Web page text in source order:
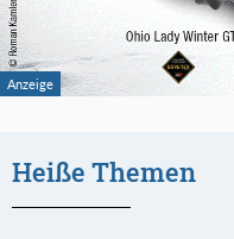
Heiße Themen